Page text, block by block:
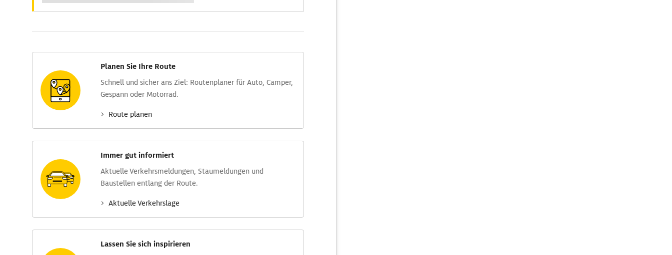
Planen Sie Ihre Route
Schnell und sicher ans Ziel: Routen­planer für Auto, Camper,
Gespann oder Motorrad.
Route planen
Immer gut informiert
Aktuelle Verkehrs­meldungen, Stau­meldungen und
Baustellen entlang der Route.
Aktuelle Verkehrs­lage
Lassen Sie sich inspirieren